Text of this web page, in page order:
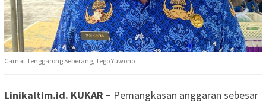
Camat Tenggarong Seberang, Tego Yuwono
Linikaltim.id. KUKAR – Pemangkasan anggaran sebesar